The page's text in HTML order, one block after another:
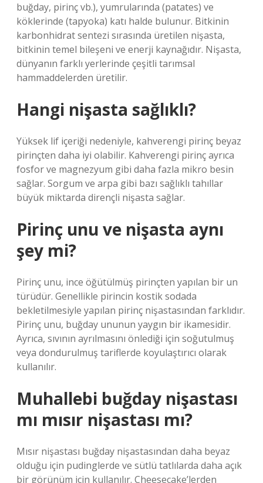
buğday, pirinç vb.), yumrularında (patates) ve
köklerinde (tapyoka) katı halde bulunur. Bitkinin
karbonhidrat sentezi sırasında üretilen nişasta,
bitkinin temel bileşeni ve enerji kaynağıdır. Nişasta,
dünyanın farklı yerlerinde çeşitli tarımsal
hammaddelerden üretilir.
Hangi nişasta sağlıklı?
Yüksek lif içeriği nedeniyle, kahverengi pirinç beyaz
pirinçten daha iyi olabilir. Kahverengi pirinç ayrıca
fosfor ve magnezyum gibi daha fazla mikro besin
sağlar. Sorgum ve arpa gibi bazı sağlıklı tahıllar
büyük miktarda dirençli nişasta sağlar.
Pirinç unu ve nişasta aynı
şey mi?
Pirinç unu, ince öğütülmüş pirinçten yapılan bir un
türüdür. Genellikle pirincin kostik sodada
bekletilmesiyle yapılan pirinç nişastasından farklıdır.
Pirinç unu, buğday ununun yaygın bir ikamesidir.
Ayrıca, sıvının ayrılmasını önlediği için soğutulmuş
veya dondurulmuş tariflerde koyulaştırıcı olarak
kullanılır.
Muhallebi buğday nişastası
mı mısır nişastası mı?
Mısır nişastası buğday nişastasından daha beyaz
olduğu için pudinglerde ve sütlü tatlılarda daha açık
bir görünüm için kullanılır. Cheesecake’lerden